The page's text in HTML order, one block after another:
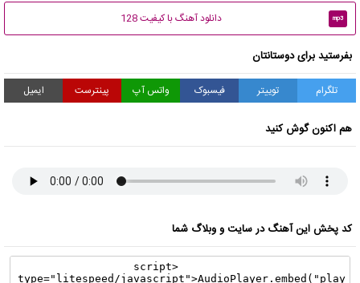
mp3 دانلود آهنگ با کیفیت 128
بفرستید برای دوستانتان
تلگرام توییتر فیسبوک واتس آپ پینترست ایمیل
هم اکنون گوش کنید
کد پخش این آهنگ در سایت و وبلاگ شما